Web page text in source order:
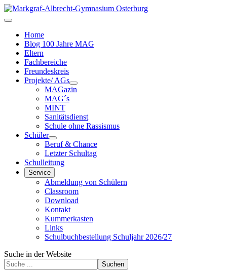
Home
Blog 100 Jahre MAG
Eltern
Fachbereiche
Freundeskreis
Projekte/ AGs
MAGazin
MAG´s
MINT
Sanitätsdienst
Schule ohne Rassismus
Schüler
Beruf & Chance
Letzter Schultag
Schulleitung
Service
Abmeldung von Schülern
Classroom
Download
Kontakt
Kummerkasten
Links
Schulbuchbestellung Schuljahr 2026/27
Suche in der Website
Suchen